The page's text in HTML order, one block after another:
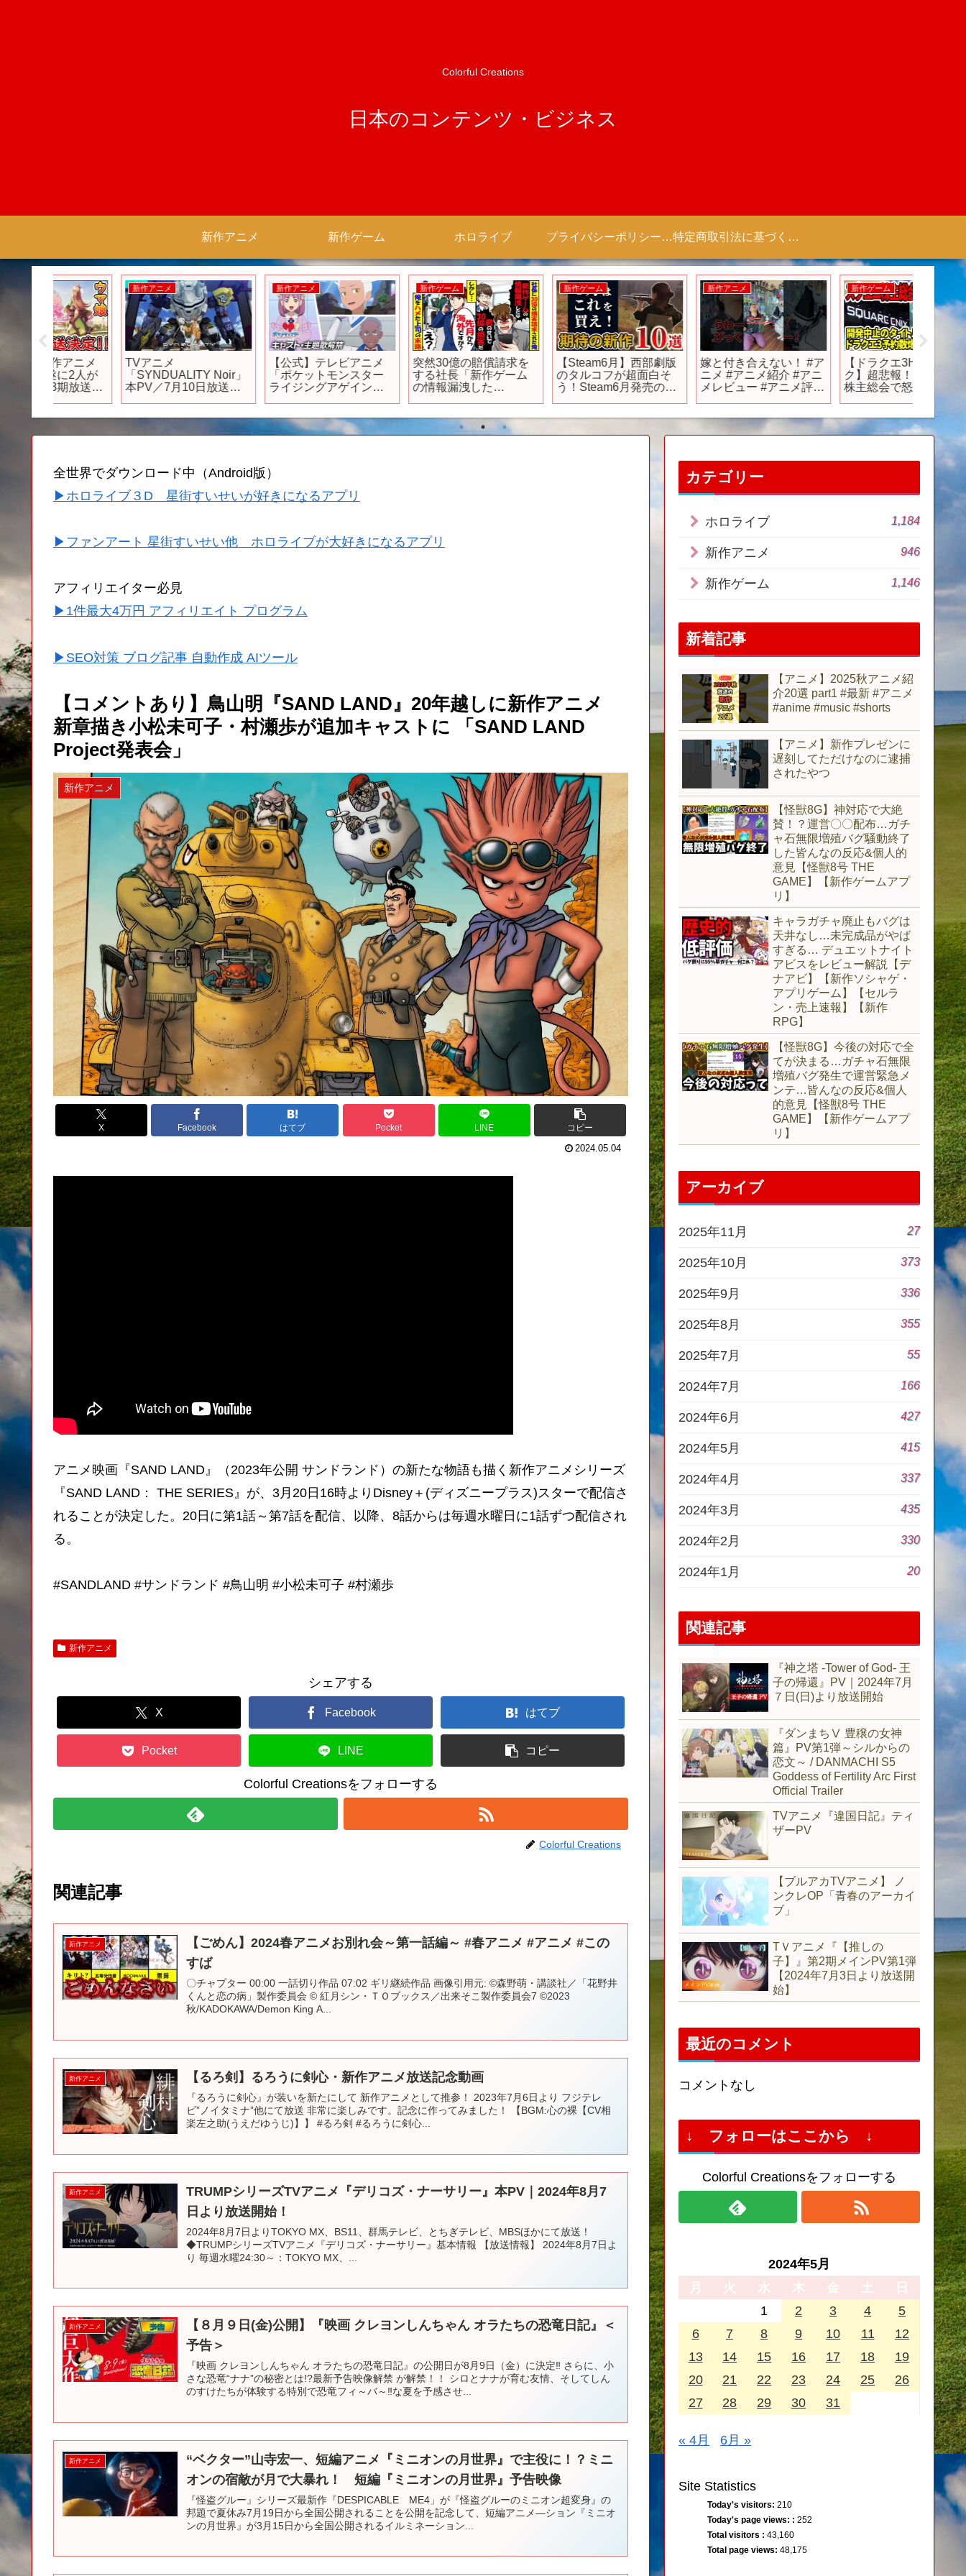
Colorful Creations
日本のコンテンツ・ビジネス
新作アニメ 新作ゲーム ホロライブ プライバシーポリシー 【Colorful Creation】 特定商取引法に基づく表記（商取引に関する開示）
ク】
新作アニメ
TVアニメ
「SYNDUALITY Noir」
本PV／7月10日放送開
新作アニメ
【公式】テレビアニメ
「ポケットモンスター
ライジングアゲイン」
新作ゲーム
突然30億の賠償請求を
する社長「新作ゲーム
の情報漏洩した
社長「は？」→俺を陥
れようとした上司の自
新作ゲーム
【Steam6月】西部劇版
のタルコフが超面白そ
う！Steam6月発売の新
新作アニメ
嫁と付き合えない！ #ア
ニメ #アニメ紹介 #アニ
メレビュー #アニメ評価
#アニソン #short
#shorts #社長
新作ゲーム
【ドラクエ3HDリメイ
ク】超悲報！スクエニ
株主総会で怒られる…
可能性大！【任天堂
switch2】
ん…【
全世界でダウンロード中（Android版）
▶ホロライブ３D 星街すいせいが好きになるアプリ
▶ファンアート 星街すいせい他 ホロライブが大好きになるアプリ
アフィリエイター必見
▶1件最大4万円 アフィリエイト プログラム
▶SEO対策 ブログ記事 自動作成 AIツール
【コメントあり】鳥山明『SAND LAND』20年越しに新作アニメ
新章描き小松未可子・村瀬歩が追加キャストに 「SAND LAND
Project発表会」
新作アニメ
X Facebook はてブ Pocket LINE コピー
2024.05.04
アニメ映画『SAND LAND』（2023年公開 サンドランド）の新たな物語も描く新作アニメシリーズ
『SAND LAND： THE SERIES』が、3月20日16時よりDisney＋(ディズニープラス)スターで配信さ
れることが決定した。20日に第1話～第7話を配信、以降、8話からは毎週水曜日に1話ずつ配信され
る。
#SANDLAND #サンドランド #鳥山明 #小松未可子 #村瀬歩
新作アニメ
シェアする
X Facebook はてブ
Pocket LINE コピー
Colorful Creationsをフォローする
Colorful Creations
関連記事
新作アニメ
【ごめん】2024春アニメお別れ会～第一話編～ #春アニメ #アニメ #この
すば
〇チャプター 00:00 一話切り作品 07:02 ギリ継続作品 画像引用元: ©森野萌・講談社／「花野井
くんと恋の病」製作委員会 © 紅月シン・ＴＯブックス／出来そこ製作委員会7 ©2023
秋/KADOKAWA/Demon King A...
新作アニメ 【るろ剣】るろうに剣心・新作アニメ放送記念動画
『るろうに剣心』が装いを新たにして 新作アニメとして推参！ 2023年7月6日より フジテレ
ビ”ノイタミナ”他にて放送 非常に楽しみです。記念に作ってみました！ 【BGM:心の裸【CV相
楽左之助(うえだゆうじ)】】 #るろ剣 #るろうに剣心...
新作アニメ
TRUMPシリーズTVアニメ『デリコズ・ナーサリー』本PV｜2024年8月7
日より放送開始！
2024年8月7日よりTOKYO MX、BS11、群馬テレビ、とちぎテレビ、MBSほかにて放送！
◆TRUMPシリーズTVアニメ『デリコズ・ナーサリー』基本情報 【放送情報】 2024年8月7日よ
り 毎週水曜24:30～：TOKYO MX、...
新作アニメ
【８月９日(金)公開】『映画 クレヨンしんちゃん オラたちの恐竜日記』＜
予告＞
『映画 クレヨンしんちゃん オラたちの恐竜日記』の公開日が8月9日（金）に決定‼ さらに、小
さな恐竜“ナナ”の秘密とは!?最新予告映像解禁 が解禁！！ シロとナナが育む友情、そしてしん
のすけたちが体験する特別で恐竜フィ～バ～‼な夏を予感させ...
新作アニメ
“ベクター”山寺宏一、短編アニメ『ミニオンの月世界』で主役に！？ミニ
オンの宿敵が月で大暴れ！ 短編『ミニオンの月世界』予告映像
『怪盗グルー』シリーズ最新作『DESPICABLE ME4」が『怪盗グルーのミニオン超変身』の
邦題で夏休み7月19日から全国公開されることを公開を記念して、短編アニメ―ション『ミニオ
ンの月世界』が3月15日から全国公開されるイルミネーション...
カテゴリー
ホロライブ 1,184
新作アニメ 946
新作ゲーム 1,146
新着記事
【アニメ】2025秋アニメ紹
介20選 part1 #最新 #アニメ
#anime #music #shorts
【アニメ】新作プレゼンに
遅刻してただけなのに逮捕
されたやつ
【怪獣8G】神対応で大絶
賛！？運営〇〇配布…ガチ
ャ石無限増殖バグ騒動終了
した皆んなの反応&個人的
意見【怪獣8号 THE
GAME】【新作ゲームアプ
リ】
キャラガチャ廃止もバグは
天井なし…未完成品がやば
すぎる… デュエットナイト
アビスをレビュー解説【デ
ナアビ】【新作ソシャゲ・
アプリゲーム】【セルラ
ン・売上速報】【新作
RPG】
【怪獣8G】今後の対応で全
てが決まる…ガチャ石無限
増殖バグ発生で運営緊急メ
ンテ…皆んなの反応&個人
的意見【怪獣8号 THE
GAME】【新作ゲームアプ
リ】
アーカイブ
2025年11月 27
2025年10月 373
2025年9月 336
2025年8月 355
2025年7月 55
2024年7月 166
2024年6月 427
2024年5月 415
2024年4月 337
2024年3月 435
2024年2月 330
2024年1月 20
関連記事
『神之塔 -Tower of God- 王
子の帰還』PV｜2024年7月
７日(日)より放送開始
『ダンまちⅤ 豊穣の女神
篇』PV第1弾～シルからの
恋文～ / DANMACHI S5
Goddess of Fertility Arc First
Official Trailer
TVアニメ『違国日記』ティ
ザーPV
【ブルアカTVアニメ】 ノ
ンクレOP「青春のアーカイ
ブ」
TＶアニメ『【推しの
子】』第2期メインPV第1弾
【2024年7月3日より放送開
始】
最近のコメント
コメントなし
↓ フォローはここから ↓
Colorful Creationsをフォローする
2024年5月
月
火 水 木 金 土
日
1
2 3 4
5
6
7 8 9 10 11
12
13
14 15 16 17 18
19
20
21 22 23 24 25
26
27
28 29 30 31
« 4月 6月 »
Site Statistics
Today's visitors: 210
Today's page views: : 252
Total visitors : 43,160
Total page views: 48,175